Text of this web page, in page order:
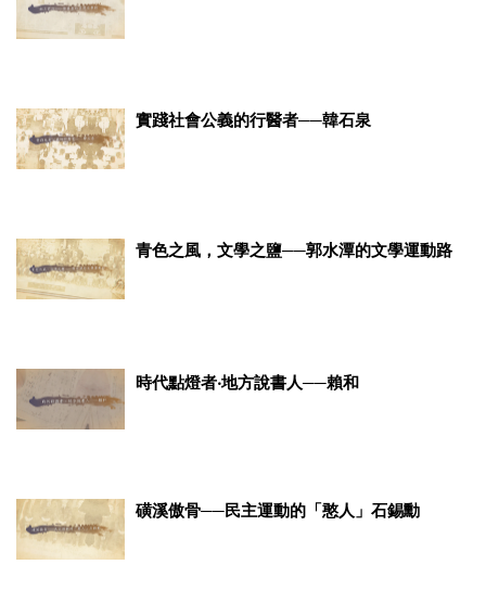
實踐社會公義的行醫者──韓石泉
青色之風，文學之鹽──郭水潭的文學運動路
時代點燈者‧地方說書人──賴和
磺溪傲骨──民主運動的「憨人」石錫勳